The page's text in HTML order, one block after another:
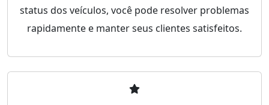
status dos veículos, você pode resolver problemas
rapidamente e manter seus clientes satisfeitos.